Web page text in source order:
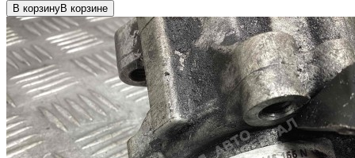
В корзинуВ корзине